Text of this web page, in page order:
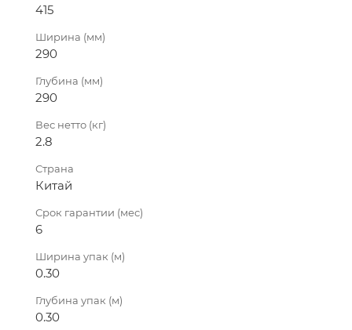
415
Ширина (мм)
290
Глубина (мм)
290
Вес нетто (кг)
2.8
Страна
Китай
Срок гарантии (мес)
6
Ширина упак (м)
0.30
Глубина упак (м)
0.30